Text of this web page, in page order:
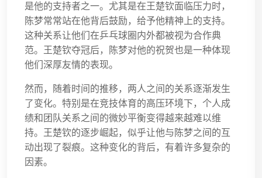
是他的支持者之一。尤其是在王楚钦面临压力时，
陈梦常常站在他背后鼓励，给予他精神上的支持。
这种关系让他们在乒乓球圈内外都被视为合作典
范。王楚钦夺冠后，陈梦对他的祝贺也是一种体现
他们深厚友情的表现。
然而，随着时间的推移，两人之间的关系逐渐发生
了变化。特别是在竞技体育的高压环境下，个人成
绩和团队关系之间的微妙平衡变得越来越难以维
持。王楚钦的逐步崛起，似乎让他与陈梦之间的互
动出现了裂痕。这种变化的背后，有着许多复杂的
因素。